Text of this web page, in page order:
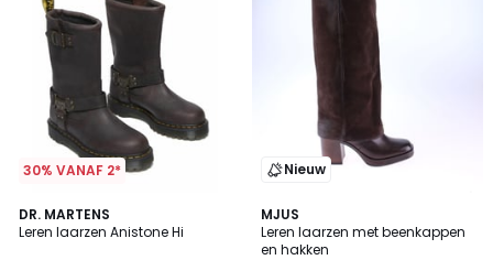
30% VANAF 2*
DR. MARTENS
Leren laarzen Anistone Hi
1
/
Nieuw
MJUS
Leren laarzen met beenkappen
en hakken